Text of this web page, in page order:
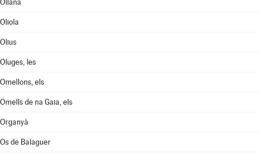
Oliana
Oliola
Olius
Oluges, les
Omellons, els
Omells de na Gaia, els
Organyà
Os de Balaguer